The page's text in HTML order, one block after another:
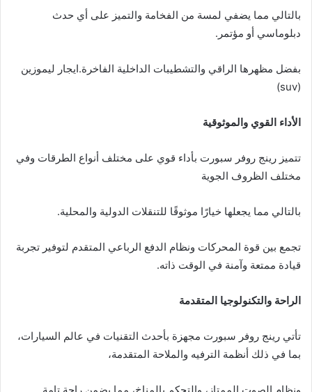
بالتالي مما يضفي لمسة من الفخامة والتميز على أي حدث
دبلوماسي أو مؤتمر.
بفضل مظهرها الراقي والتشطيبات الداخلية الفاخرة.ايجار ليموزين
(suv)
الأداء القوي والموثوقية
تتميز رينج روفر سبورت بأداء قوي على مختلف أنواع الطرقات وفي
مختلف الظروف الجوية
بالتالي مما يجعلها خيارًا موثوقًا للتنقلات الدولية والمحلية.
تجمع بين قوة المحركات ونظام الدفع الرباعي المتقدم لتوفير تجربة
قيادة ممتعة وآمنة في الوقت ذاته.
الراحة والتكنولوجيا المتقدمة
تأتي رينج روفر سبورت مجهزة بأحدث التقنيات في عالم السيارات،
بما في ذلك أنظمة الترفيه والملاحة المتقدمة،
ونظام الصوت الممتاز، والتحكم بالمناخ، مما يضمن راحة تامة